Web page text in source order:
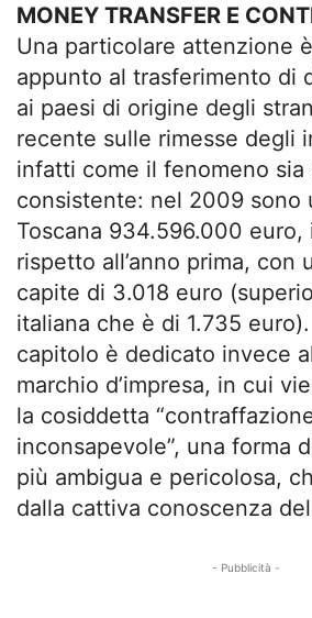
MONEY TRANSFER E
Una particolare attenzione
appunto al trasferimento di
ai paesi di origine degli
recente sulle rimesse degli
infatti come il fenomeno sia
consistente: nel 2009 sono
Toscana 934.596.000 euro,
rispetto all’anno prima, con
capite di 3.018 euro
italiana che è di 1.735
capitolo è dedicato invece
marchio d’impresa, in cui
la cosiddetta
inconsapevole”, una forma
più ambigua e pericolosa,
dalla cattiva conoscenza
- Pubblicità -